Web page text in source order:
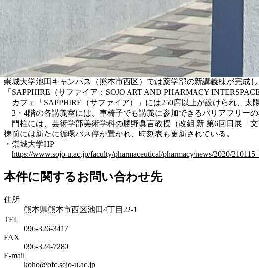
崇城大学池田キャンパス（熊本市西区）では薬学部の新講義棟が完成
「SAPPHIRE（サファイア：SOJO ART AND PHARMACY
カフェ「SAPPHIRE（サファイア）」には250席以上が設けられ、太
3・4階の各講義室には、車椅子でも講義に参加できるバリアフリー
門柱には、芸術学部美術学科の勝野眞言教授（改組 新 第6回日展「
棟前には新たに循環バス停が置かれ、時刻表も更新されている。
・崇城大学HP
https://www.sojo-u.ac.jp/faculty/pharmaceutical/pharmacy/news/2020/
本件に関するお問い合わせ先
住所
熊本県熊本市西区池田4丁目22-1
TEL
096-326-3417
FAX
096-324-7280
E-mail
koho@ofc.sojo-u.ac.jp